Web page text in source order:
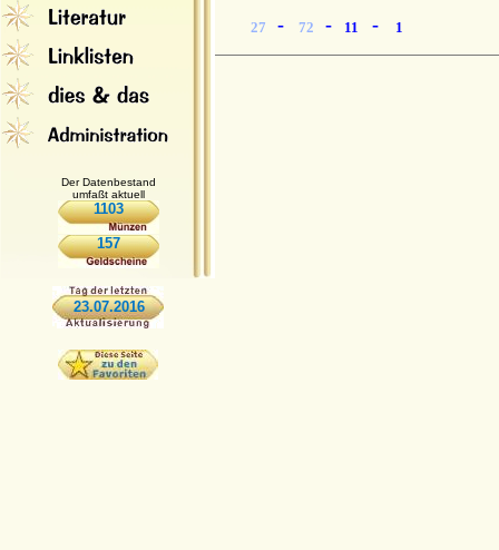
Der Datenbestand
umfaßt aktuell
1103
157
23.07.2016
27 - 72 - 11 - 1